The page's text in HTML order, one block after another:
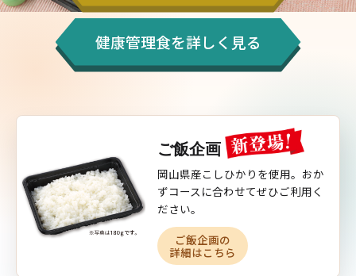
健康管理食を詳しく見る
ご飯企画
岡山県産こしひかりを使用。おか
ずコースに合わせてぜひご利用く
ださい。
ご飯企画の
詳細はこちら